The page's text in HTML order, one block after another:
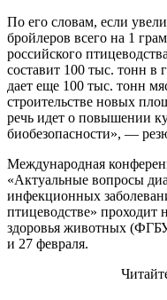
По его словам, если
бройлеров всего на 1
российского
составит 100 тыс. тонн в
дает еще 100 тыс. тонн
строительстве новых
речь идет о повышении
биобезопасности», —
Международная
«Актуальные вопросы
инфекционных
птицеводстве» проходит
здоровья животных
и 27 февраля.